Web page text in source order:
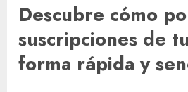
Descubre cómo
suscripciones de
forma rápida y